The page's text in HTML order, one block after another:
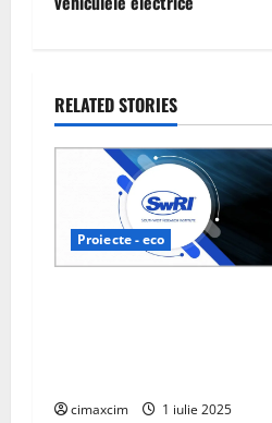
i
g
i
RELATED STORIES
Proiecte - eco
cimaxcim 1 iulie 2025